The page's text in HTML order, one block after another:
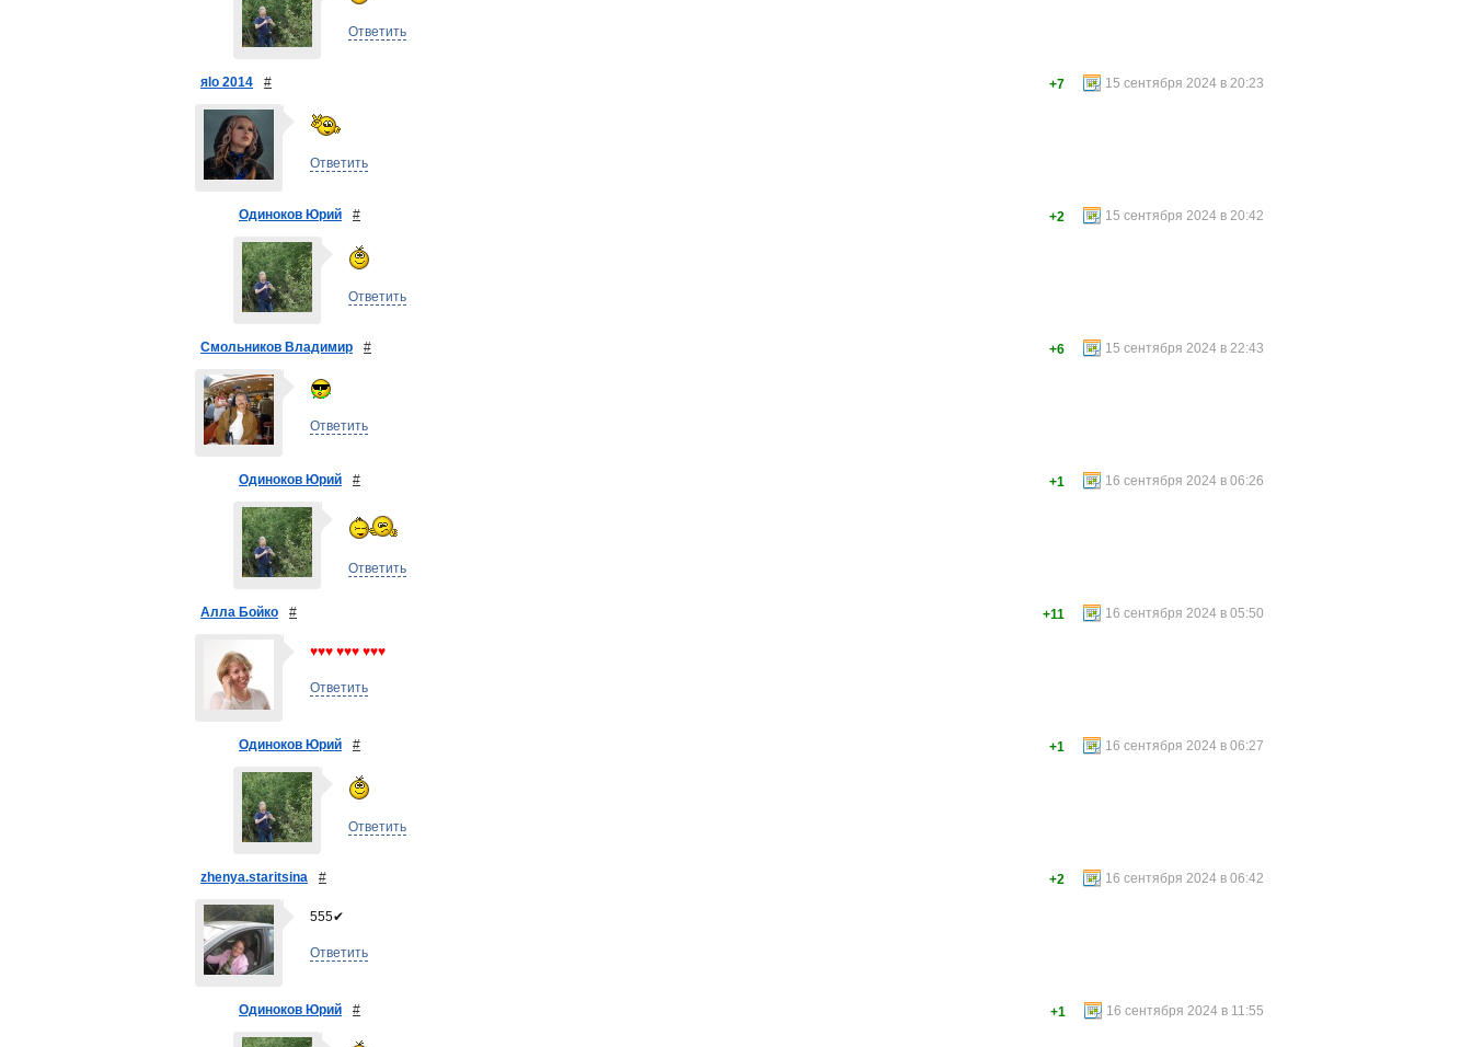
Ответить
яlo 2014 # 15 сентября 2024 в 20:23
+7
Ответить
Одиноков Юрий # 15 сентября 2024 в 20:42
+2
Ответить
Смольников Владимир # 15 сентября 2024 в 22:43
+6
Ответить
Одиноков Юрий # 16 сентября 2024 в 06:26
+1
Ответить
Алла Бойко # 16 сентября 2024 в 05:50
+11
♥♥♥ ♥♥♥ ♥♥♥
Ответить
Одиноков Юрий # 16 сентября 2024 в 06:27
+1
Ответить
zhenya.staritsina # 16 сентября 2024 в 06:42
+2
555✔
Ответить
Одиноков Юрий # 16 сентября 2024 в 11:55
+1